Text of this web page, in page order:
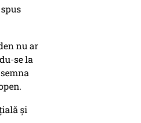
nu ar
se la
şi